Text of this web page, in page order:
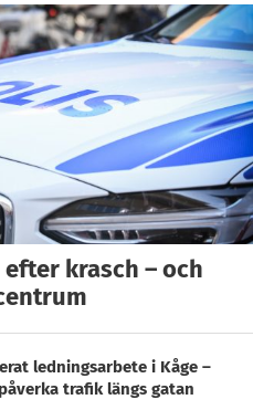
krasch – och
ledningsarbete i Kåge –
trafik längs gatan